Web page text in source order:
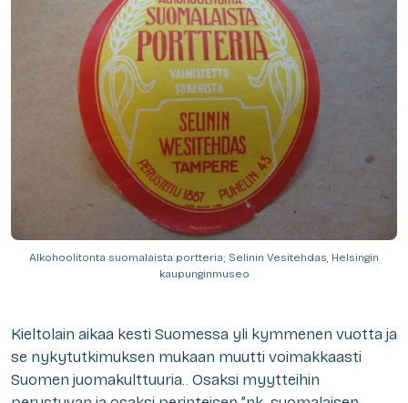
Alkohoolitonta suomalaista portteria; Selinin Vesitehdas, Helsingin
kaupunginmuseo
Kieltolain aikaa kesti Suomessa yli kymmenen vuotta ja
se nykytutkimuksen mukaan muutti voimakkaasti
Suomen juomakulttuuria.. Osaksi myytteihin